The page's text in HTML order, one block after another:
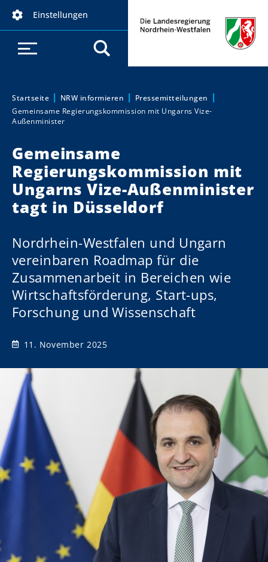
Einstellungen
Sie sind hier:
Startseite NRW informieren
Pressemitteilungen
Gemeinsame Regierungskommission mit Ungarns Vize-
Außenminister
Gemeinsame
Regierungskommission mit
Ungarns Vize-Außenminister
tagt in Düsseldorf
Nordrhein-Westfalen und Ungarn
vereinbaren Roadmap für die
Zusammenarbeit in Bereichen wie
Wirtschaftsförderung, Start-ups,
Forschung und Wissenschaft
11. November 2025